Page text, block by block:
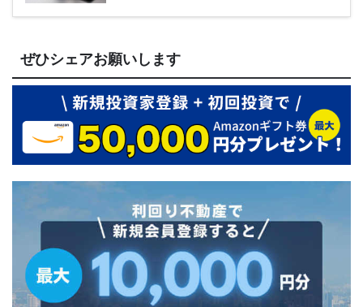
ぜひシェアお願いします